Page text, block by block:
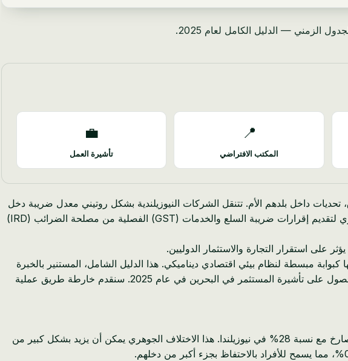
الزمني — الدليل الكامل لعام 2025.
📍
المكتب الافتراضي
💼
تأشيرة العمل
تحديات داخل بلدهم الأم. تتنقل الشركات النيوزيلندية بشكل روتيني معدل ضريبة دخل
الشركات البالغ 28%، ورسوم صاحب العمل الإلزامية من ACC التي تضيف 2-3% إلى كشوف المرتبات، والعبء الإداري لتقديم إقرارات ضريبة السلع والخدمات (GST) الفصلية من مصلحة الضرائب (IRD)
على استقرار التجارة والاستثمار الدوليين.
كبوابة مبسطة لنظام بيئي اقتصادي ديناميكي. هذا الدليل الشامل، المستنير بالخبرة
الواسعة في مجال الهجرة ومشهد الأعمال في البحرين، تم إعداده خصيصًا للمواطنين النيوزيلنديين الذين يهدفون إلى الحصول على تأشيرة المستثمر في البحرين في عام 2025. سنقدم خارطة طريق عملية
* ضريبة دخل الشركات صفر: تفرض البحرين ضريبة دخل شركات صفر على معظم الشركات، وهو ما يتناقض بشكل صارخ مع نسبة 28% في نيوزيلندا. هذا الاختلاف الجوهري يمكن أن يزيد بشكل كبير من